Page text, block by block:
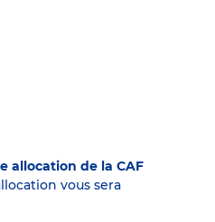
allocation de la CAF
vous sera